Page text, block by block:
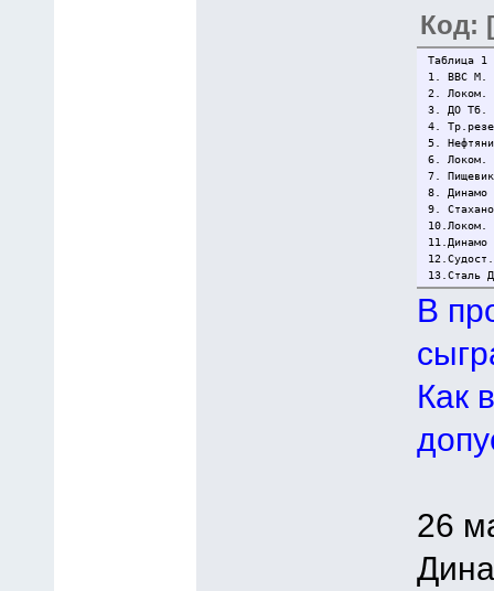
Код:
Таблица 1
1. ВВС М.
2.
3. ДО Тб.
4.
5.
6.
7.
8.
9.
13.Сталь
В
Как
26